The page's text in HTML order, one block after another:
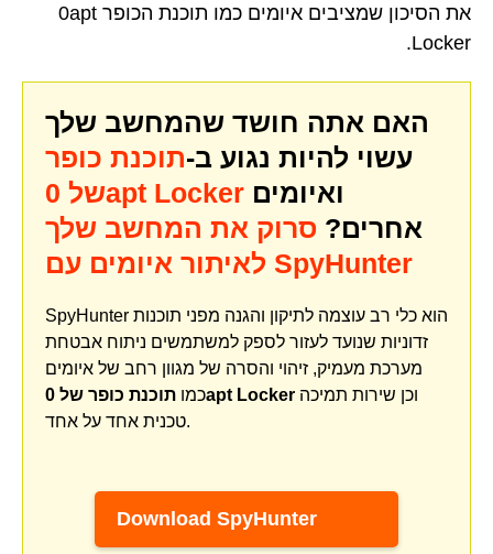
את הסיכון שמציבים איומים כמו תוכנת הכופר 0apt
Locker.
האם אתה חושד שהמחשב שלך
עשוי להיות נגוע ב-תוכנת כופר
של 0apt Locker
אחרים? סרוק את המחשב שלך
לאיתור איומים עם SpyHunter
SpyHunter הוא כלי רב עוצמה לתיקון והגנה מפני תוכנות
זדוניות שנועד לעזור לספק למשתמשים ניתוח אבטחת
מערכת מעמיק, זיהוי והסרה של מגוון רחב של איומים
כמותוכנת כופר של 0apt Locker
טכנית אחד על אחד.
Download SpyHunter